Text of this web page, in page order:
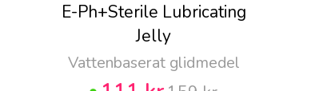
E-Ph+Sterile Lubricating
Jelly
Vattenbaserat glidmedel